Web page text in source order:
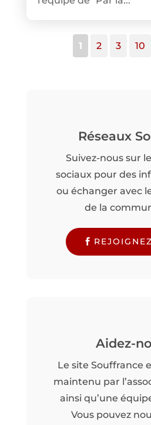
1 2 3 10
Réseaux
Suivez-nous sur
sociaux pour des
ou échanger avec
de la
Aidez-
Le site Souffrance
maintenu par
ainsi qu’une
Vous pouvez